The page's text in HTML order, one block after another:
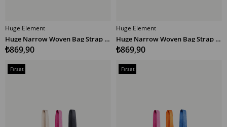
SEPETE EKLE
Huge Element
Huge Narrow Woven Bag Strap Multicolor YTE
₺869,90
SEPETE EKLE
Huge Element
Huge Narrow Woven Bag Strap Multicolor PTE
₺869,90
Fırsat
Fırsat